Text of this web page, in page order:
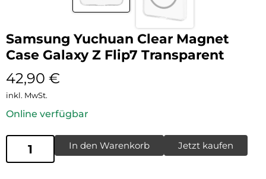
Samsung Yuchuan Clear Magnet
Case Galaxy Z Flip7 Transparent
42,90 €
inkl. MwSt.
Online verfügbar
In den Warenkorb Jetzt kaufen